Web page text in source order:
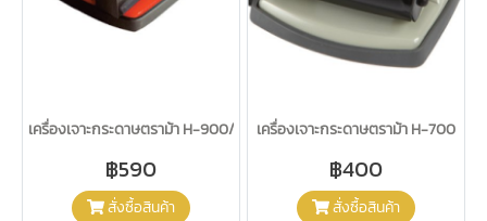
เครื่องเจาะกระดาษตราม้า H-900/80
฿590
สั่งซื้อสินค้า
เครื่องเจาะกระดาษตราม้า H-700
฿400
สั่งซื้อสินค้า